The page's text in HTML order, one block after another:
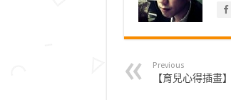
Previous
【育兒心得插畫